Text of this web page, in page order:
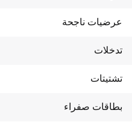
عرضيات ناجحة
تدخلات
تشتيتات
بطاقات صفراء